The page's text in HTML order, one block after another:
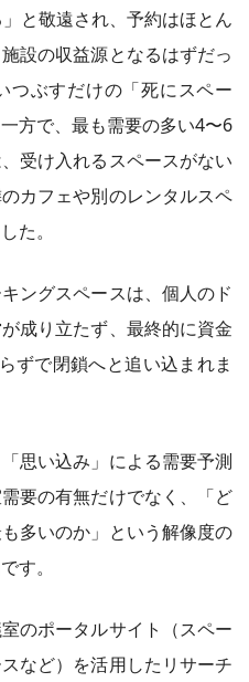
と敬遠され、予約はほとん
設の収益源となるはずだっ
つぶすだけの「死にスペー
方で、最も需要の多い4〜6
受け入れるスペースがない
カフェや別のレンタルスペ
た。
ングスペースは、個人のド
成り立たず、最終的に資金
ずで閉鎖へと追い込まれま
思い込み」による需要予測
要の有無だけでなく、「ど
多いのか」という解像度の
す。
のポータルサイト（スペー
など）を活用したリサーチ